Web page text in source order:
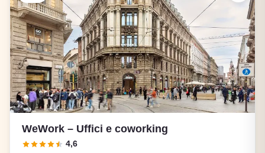
WeWork – Uffici e coworking
4,6